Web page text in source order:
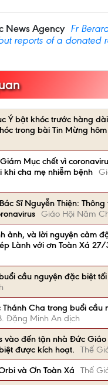
News Agency Fr
reports of a donated
Ý bật khóc trước hàng
trong bài Tin Mừng
Mục chết vì
khi cha mẹ nhiễm bệnh
Sĩ Nguyễn Thiện:
Giáo Hội Năm
ảnh, và lời nguyện cảm
Lành với ơn Toàn Xá
cầu nguyện đặc biệt
Cha trong buổi cầu
Đặng Minh An dịch
vào đến tận nhà Đức
được kích hoạt.
Thế
và Ơn Toàn Xá
Thế